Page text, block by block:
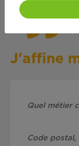
J'affine